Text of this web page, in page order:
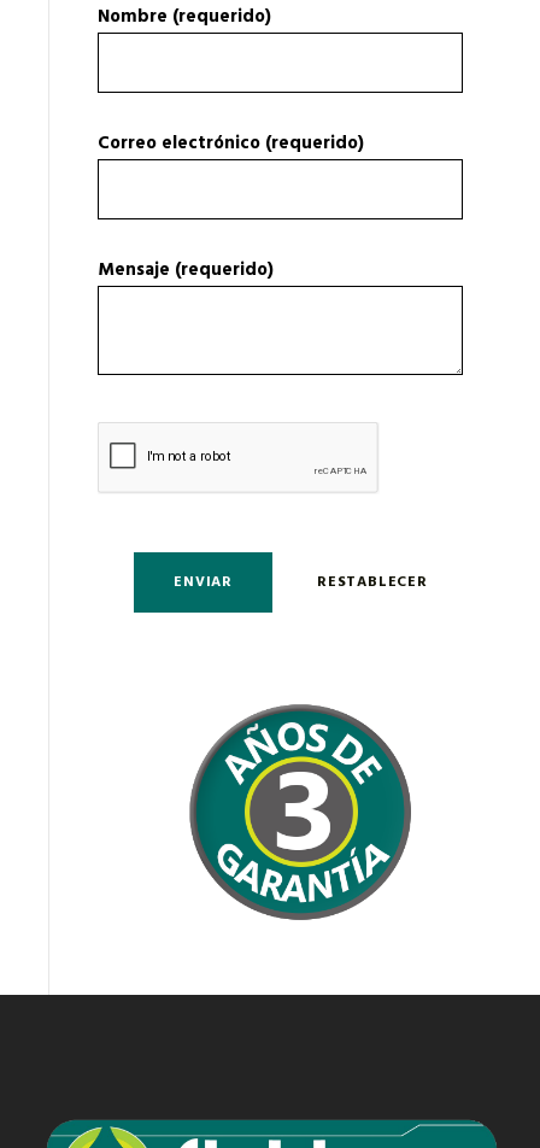
Nombre (requerido)
Correo electrónico (requerido)
Mensaje (requerido)